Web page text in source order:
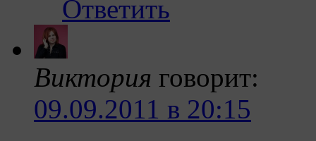
Ответить
Виктория говорит:
09.09.2011 в 20:15